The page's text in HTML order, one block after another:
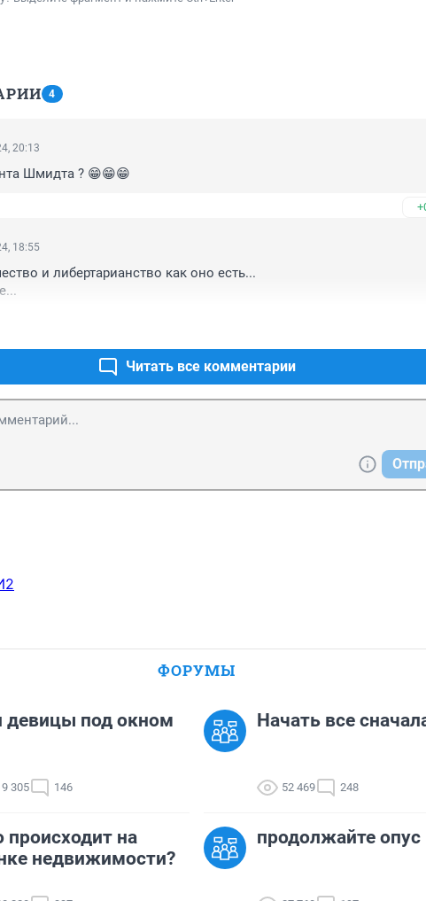
4
20:13
Шмидта ? 😁😁😁
18:55
и либертарианство как оно есть...
Читать все комментарии
ФОРУМЫ
девицы под окном
305 146
Начать все
52 469 248
происходит на
недвижимости?
продолжайте опус